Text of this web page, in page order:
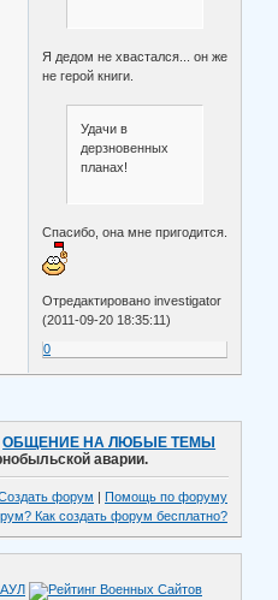
Я дедом не хвастался... он же
не герой книги.
Удачи в
дерзновенных
планах!
Спасибо, она мне пригодится.
Отредактировано investigator
(2011-09-20 18:35:11)
0
ОБЩЕНИЕ НА ЛЮБЫЕ ТЕМЫ
аварии.
форум | Помощь по форуму